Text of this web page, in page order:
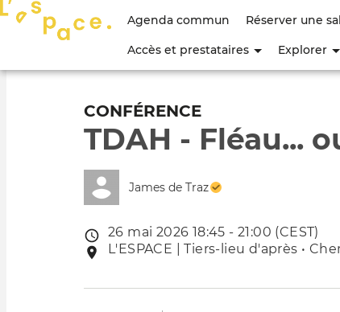
Menu
compte
l'utilisateur
Agenda commun Réserver une
Accès et prestataires Explorer
CONFÉRENCE
TDAH - Fléau...
James de Traz
Date
de
26 mai 2026 18:45 - 21:00 (CEST)
Lieu
l'événement
L'ESPACE | Tiers-lieu d'après •